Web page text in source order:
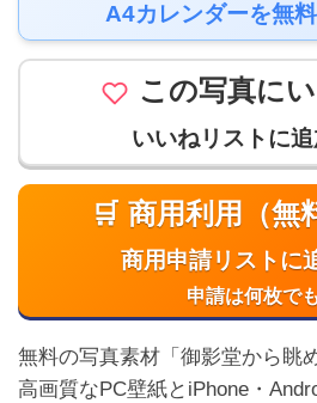
A4カレンダーを無
この写真に
いいねリストに
🛒 商用利用（無
商用申請リストに
申請は何枚で
無料の写真素材「御影堂から眺
高画質なPC壁紙とiPhone・